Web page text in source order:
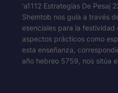
‘a1112 Estrategias De Pesaj
Shemtob nos guía a través
esenciales para la festividad
aspectos prácticos como
esta enseñanza,
año hebreo 5759, nos sitúa